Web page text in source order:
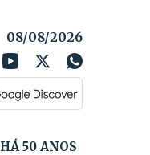
08/08/2026
HÁ 50 ANOS